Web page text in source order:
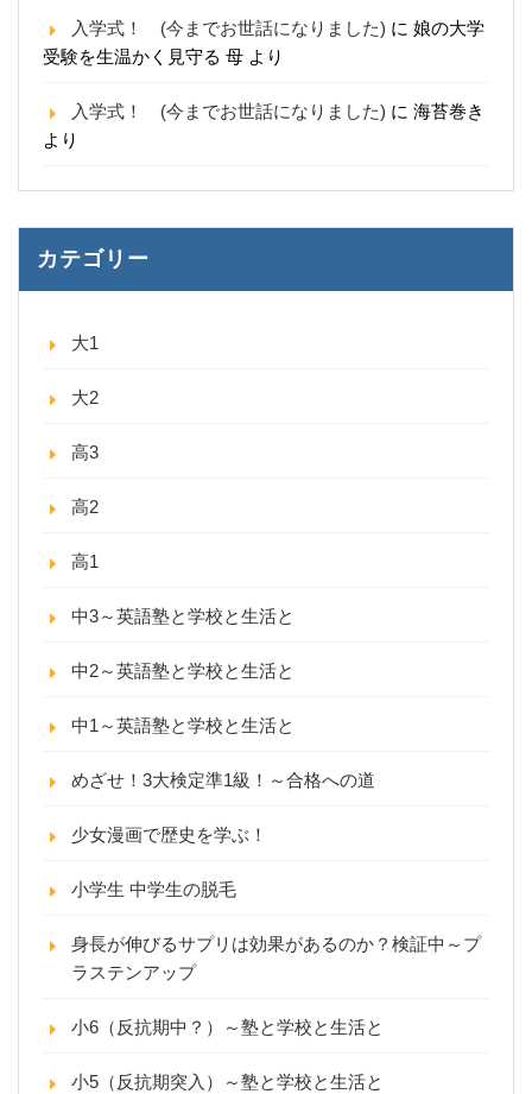
入学式！ (今までお世話になりました) に 娘の大学
受験を生温かく見守る 母 より
入学式！ (今までお世話になりました) に 海苔巻き
より
カテゴリー
大1
大2
高3
高2
高1
中3～英語塾と学校と生活と
中2～英語塾と学校と生活と
中1～英語塾と学校と生活と
めざせ！3大検定準1級！～合格への道
少女漫画で歴史を学ぶ！
小学生 中学生の脱毛
身長が伸びるサプリは効果があるのか？検証中～プ
ラステンアップ
小6（反抗期中？）～塾と学校と生活と
小5（反抗期突入）～塾と学校と生活と